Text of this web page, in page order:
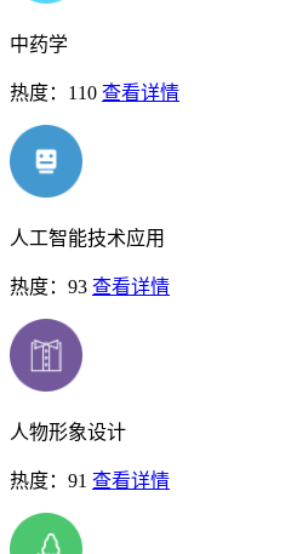
中药学
热度：110 查看详情
人工智能技术应用
热度：93 查看详情
人物形象设计
热度：91 查看详情